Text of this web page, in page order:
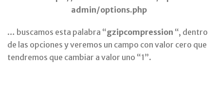
admin/options.php
… buscamos esta palabra “gzipcompression “, dentro
de las opciones y veremos un campo con valor cero que
tendremos que cambiar a valor uno “1”.